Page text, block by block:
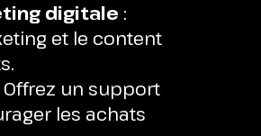
digitale :
et le content
Offrez un support
les achats